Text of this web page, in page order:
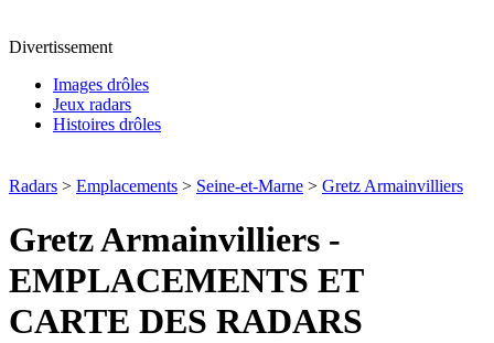
Divertissement
Images drôles
Jeux radars
Histoires drôles
Radars > Emplacements > Seine-et-Marne > Gretz Armainvilliers
Gretz Armainvilliers -
EMPLACEMENTS ET
CARTE DES RADARS